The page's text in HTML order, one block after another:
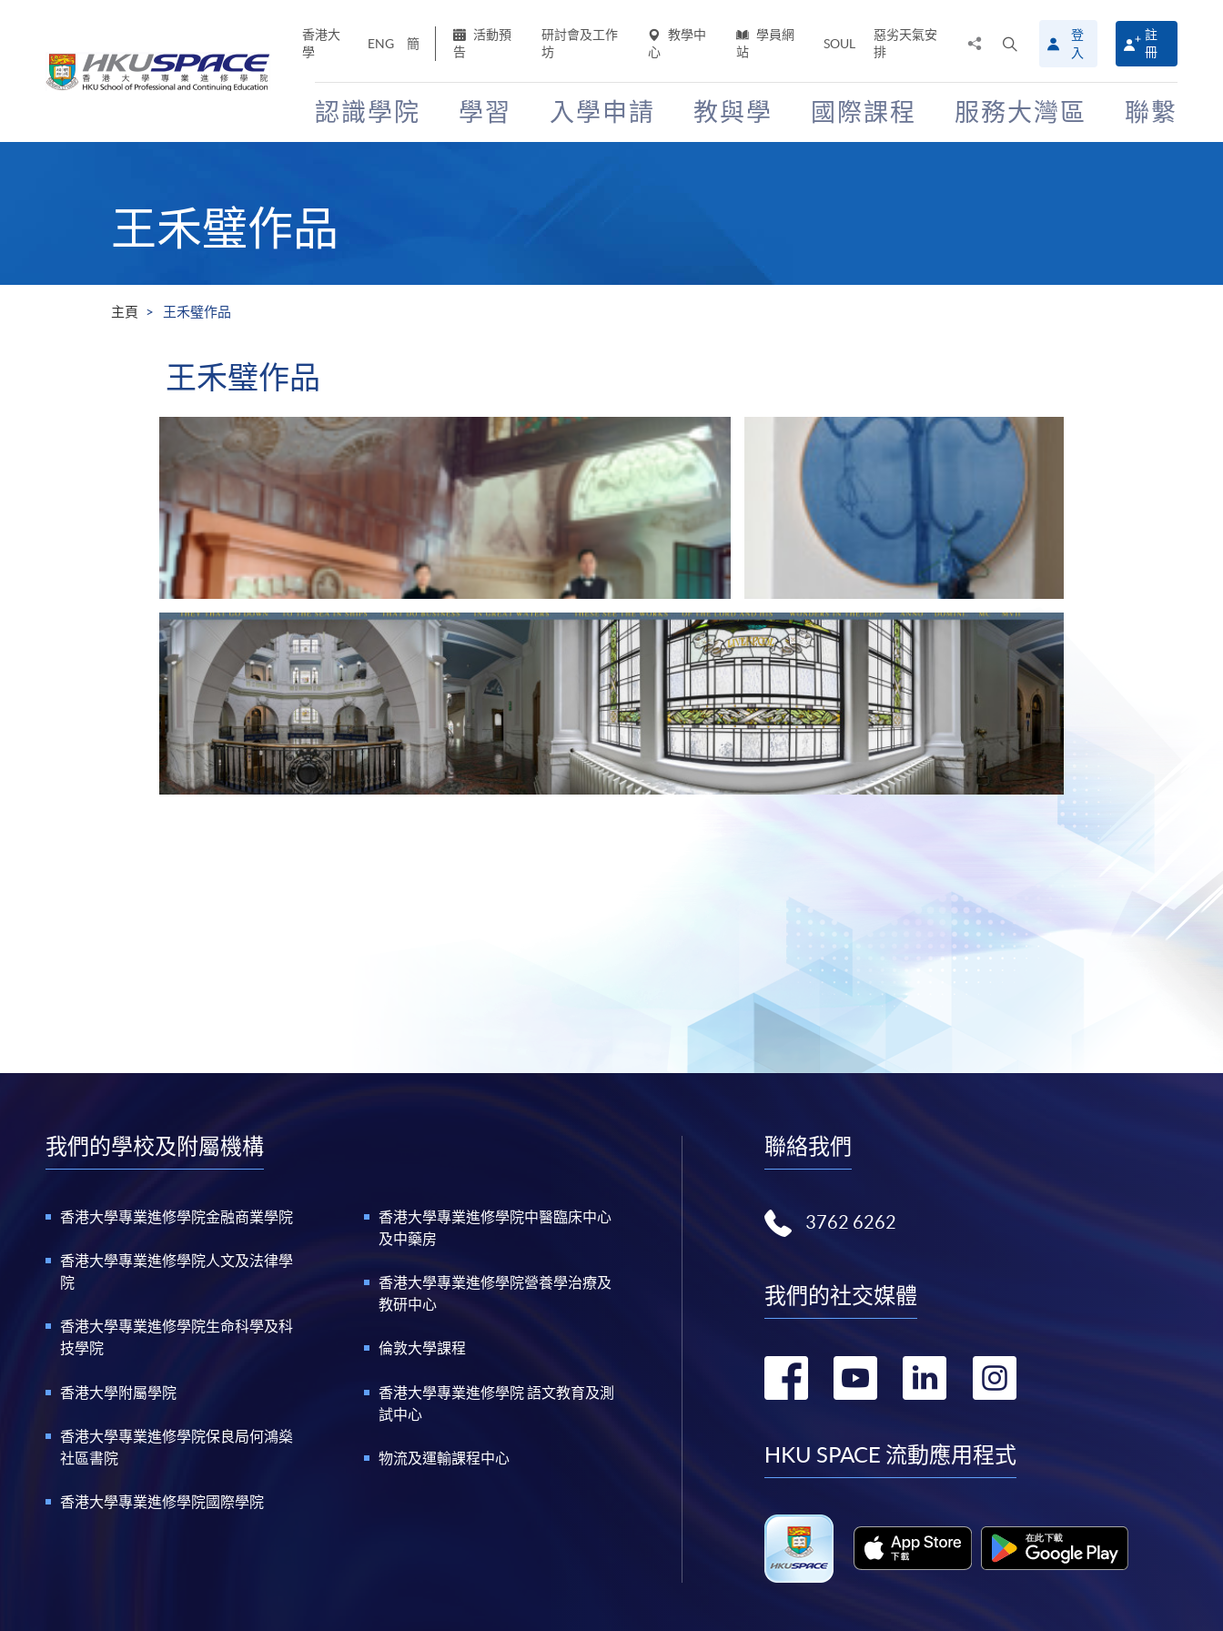
香港大
學
ENG 簡
活動預
告
研討會及工作
坊
教學中
心
學員網
站
SOUL
惡劣天氣安
排
搜
尋
介
面
登
入
註
冊
認識學院 學習 入學申請 教與學 國際課程 服務大灣區 聯繫
王禾璧作品
主頁 王禾璧作品
王禾璧作品
我們的學校及附屬機構
香港大學專業進修學院金融商業學院
香港大學專業進修學院人文及法律學
院
香港大學專業進修學院生命科學及科
技學院
香港大學附屬學院
香港大學專業進修學院保良局何鴻燊
社區書院
香港大學專業進修學院國際學院
香港大學專業進修學院中醫臨床中心
及中藥房
香港大學專業進修學院營養學治療及
教研中心
倫敦大學課程
香港大學專業進修學院 語文教育及測
試中心
物流及運輸課程中心
聯絡我們
3762 6262
我們的社交媒體
轉
facebook
轉
youtube
轉
linkedin
轉
instagram
HKU SPACE 流動應用程式